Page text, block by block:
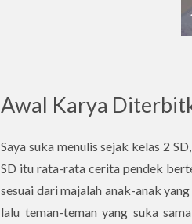
Awal Karya
Saya suka menulis sejak kelas 2
SD itu rata-rata cerita pendek
sesuai dari majalah anak-anak
lalu teman-teman yang suka